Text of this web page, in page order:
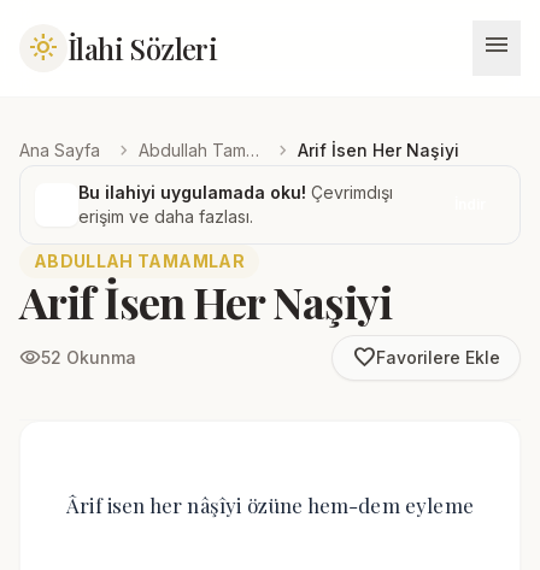
light_mode İlahi Sözleri menu
Ana Sayfa chevron_right Abdullah Tamamlar chevron_right Arif İsen Her Naşiyi
Bu ilahiyi uygulamada oku! Çevrimdışı
erişim ve daha fazlası.
ABDULLAH TAMAMLAR
Arif İsen Her Naşiyi
visibility52 Okunma favorite_borderFavorilere Ekle
Ârif isen her nâşîyi özüne hem-dem eyleme